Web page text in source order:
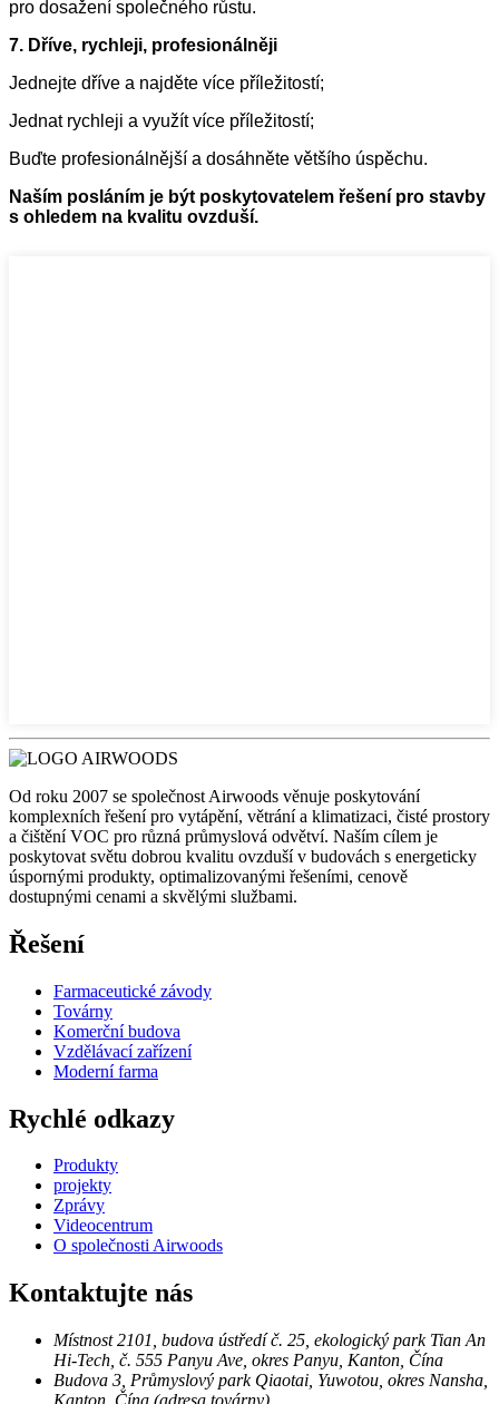
pro dosažení společného růstu.
7. Dříve, rychleji, profesionálněji
Jednejte dříve a najděte více příležitostí;
Jednat rychleji a využít více příležitostí;
Buďte profesionálnější a dosáhněte většího úspěchu.
Naším posláním je být poskytovatelem řešení pro stavby
s ohledem na kvalitu ovzduší.
Od roku 2007 se společnost Airwoods věnuje poskytování
komplexních řešení pro vytápění, větrání a klimatizaci, čisté prostory
a čištění VOC pro různá průmyslová odvětví. Naším cílem je
poskytovat světu dobrou kvalitu ovzduší v budovách s energeticky
úspornými produkty, optimalizovanými řešeními, cenově
dostupnými cenami a skvělými službami.
Řešení
Farmaceutické závody
Továrny
Komerční budova
Vzdělávací zařízení
Moderní farma
Rychlé odkazy
Produkty
projekty
Zprávy
Videocentrum
O společnosti Airwoods
Kontaktujte nás
Místnost 2101, budova ústředí č. 25, ekologický park Tian An
Hi-Tech, č. 555 Panyu Ave, okres Panyu, Kanton, Čína
Budova 3, Průmyslový park Qiaotai, Yuwotou, okres Nansha,